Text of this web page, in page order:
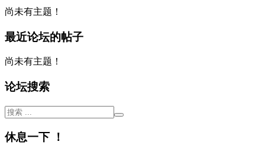
尚未有主题！
最近论坛的帖子
尚未有主题！
论坛搜索
休息一下 ！